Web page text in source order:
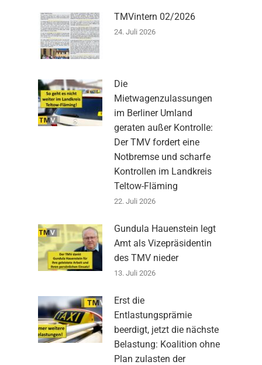
TMVintern 02/2026
24. Juli 2026
Die
Mietwagenzulassungen
im Berliner Umland
geraten außer Kontrolle:
Der TMV fordert eine
Notbremse und scharfe
Kontrollen im Landkreis
Teltow-Fläming
22. Juli 2026
Gundula Hauenstein legt
Amt als Vizepräsidentin
des TMV nieder
13. Juli 2026
Erst die
Entlastungsprämie
beerdigt, jetzt die nächste
Belastung: Koalition ohne
Plan zulasten der